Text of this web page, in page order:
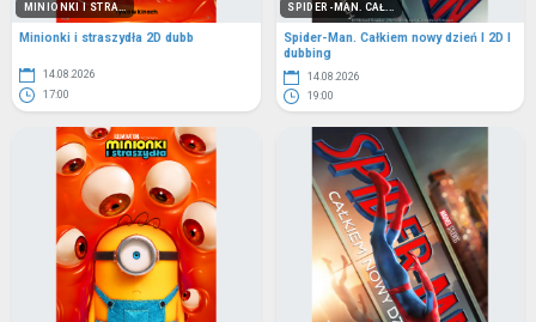
MINIONKI I STRA...
Minionki i straszydła 2D dubb
14.08.2026
17:00
SPIDER-MAN. CAŁ...
Spider-Man. Całkiem nowy dzień I 2D I
dubbing
14.08.2026
19:00